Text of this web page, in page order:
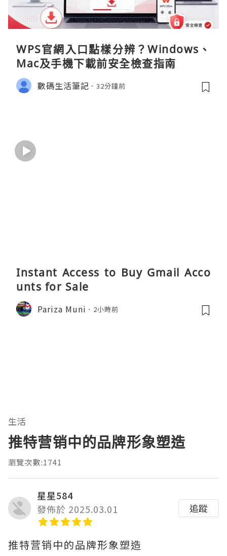
WPS官網入口點樣分辨？Windows、
Mac及手機下載前安全檢查指南
數碼生活筆記 32分鐘前
Instant Access to Buy Gmail Acco
unts for Sale
Pariza Muni 2小時前
生活
推特营销中的品牌形象塑造
瀏覽次數:1741
星星584
發佈於 2025.03.01
追蹤
推特营销中的品牌形象塑造